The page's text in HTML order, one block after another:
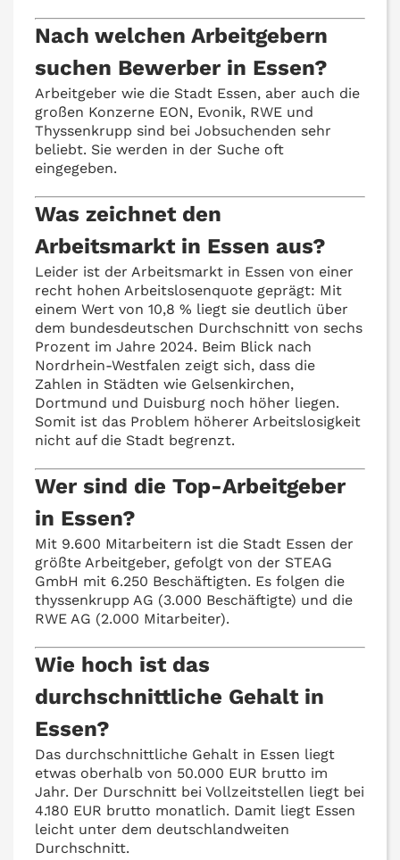
Nach welchen Arbeitgebern
suchen Bewerber in Essen?
Arbeitgeber wie die Stadt Essen, aber auch die
großen Konzerne EON, Evonik, RWE und
Thyssenkrupp sind bei Jobsuchenden sehr
beliebt. Sie werden in der Suche oft
eingegeben.
Was zeichnet den
Arbeitsmarkt in Essen aus?
Leider ist der Arbeitsmarkt in Essen von einer
recht hohen Arbeitslosenquote geprägt: Mit
einem Wert von 10,8 % liegt sie deutlich über
dem bundesdeutschen Durchschnitt von sechs
Prozent im Jahre 2024. Beim Blick nach
Nordrhein-Westfalen zeigt sich, dass die
Zahlen in Städten wie Gelsenkirchen,
Dortmund und Duisburg noch höher liegen.
Somit ist das Problem höherer Arbeitslosigkeit
nicht auf die Stadt begrenzt.
Wer sind die Top-Arbeitgeber
in Essen?
Mit 9.600 Mitarbeitern ist die Stadt Essen der
größte Arbeitgeber, gefolgt von der STEAG
GmbH mit 6.250 Beschäftigten. Es folgen die
thyssenkrupp AG (3.000 Beschäftigte) und die
RWE AG (2.000 Mitarbeiter).
Wie hoch ist das
durchschnittliche Gehalt in
Essen?
Das durchschnittliche Gehalt in Essen liegt
etwas oberhalb von 50.000 EUR brutto im
Jahr. Der Durschnitt bei Vollzeitstellen liegt bei
4.180 EUR brutto monatlich. Damit liegt Essen
leicht unter dem deutschlandweiten
Durchschnitt.